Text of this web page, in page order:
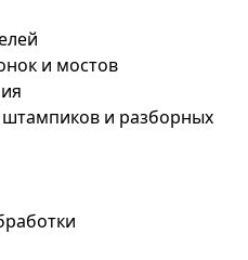
и мостов
и разборных